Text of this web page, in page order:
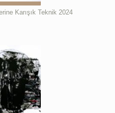
Karışık Teknik 2024